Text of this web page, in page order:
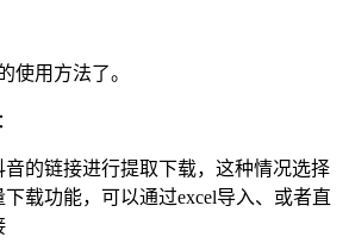
使用方法了。
音的链接进行提取下载，这种情况选择
载功能，可以通过excel导入、或者直